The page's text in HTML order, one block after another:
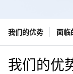
我们的优势 面临
我们的优